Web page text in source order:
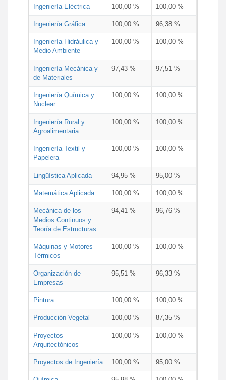
Ingeniería Eléctrica 100,00 % 100,00 %
Ingeniería Gráfica 100,00 % 96,38 %
Ingeniería Hidráulica y
Medio Ambiente
100,00 % 100,00 %
Ingeniería Mecánica y
de Materiales
97,43 % 97,51 %
Ingeniería Química y
Nuclear
100,00 % 100,00 %
Ingeniería Rural y
Agroalimentaria
100,00 % 100,00 %
Ingeniería Textil y
Papelera
100,00 % 100,00 %
Lingüística Aplicada 94,95 % 95,00 %
Matemática Aplicada 100,00 % 100,00 %
Mecánica de los
Medios Continuos y
Teoría de Estructuras
94,41 % 96,76 %
Máquinas y Motores
Térmicos
100,00 % 100,00 %
Organización de
Empresas
95,51 % 96,33 %
Pintura 100,00 % 100,00 %
Producción Vegetal 100,00 % 87,35 %
Proyectos
Arquitectónicos
100,00 % 100,00 %
Proyectos de Ingeniería 100,00 % 95,00 %